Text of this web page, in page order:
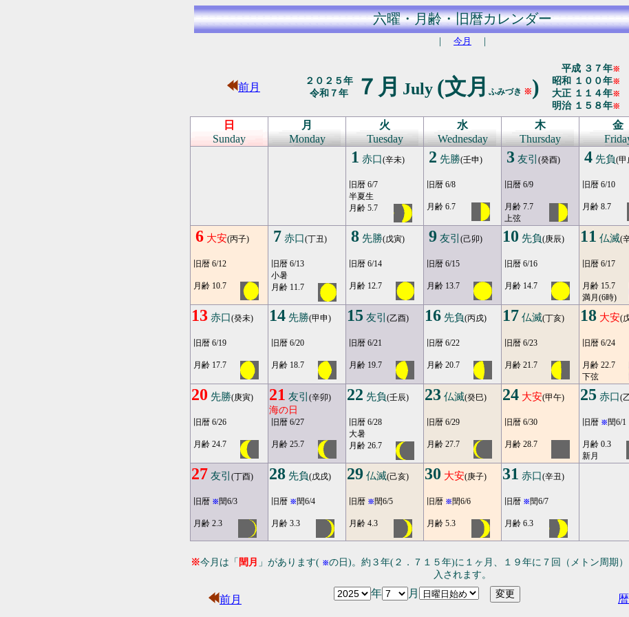
六曜・月齢・旧暦カレンダー
｜ 今月 ｜
前月
２０２５年
令和７年
７月 July (文月 ふみづき ※)
平成 ３７年※
昭和 １００年※
大正 １１４年※
明治 １５８年※
日
Sunday
月
Monday
火
Tuesday
水
Wednesday
木
Thursday
金
1 赤口(辛未)
旧暦 6/7
半夏生
月齢 5.7
2 先勝(壬申)
旧暦 6/8
月齢 6.7
3 友引 (癸酉)
旧暦 6/9
月齢 7.7
上弦
4 先負(甲
旧暦 6/10
月齢 8.7
6 大安(丙子)
旧暦 6/12
月齢 10.7
7 赤口(丁丑)
旧暦 6/13
小暑
月齢 11.7
8 先勝(戊寅)
旧暦 6/14
月齢 12.7
9 友引 (己卯)
旧暦 6/15
月齢 13.7
10 先負(庚辰)
旧暦 6/16
月齢 14.7
11 仏滅(
旧暦 6/17
月齢 15.7
満月(6時)
13 赤口(癸未)
旧暦 6/19
月齢 17.7
14 先勝(甲申)
旧暦 6/20
月齢 18.7
15 友引 (乙酉)
旧暦 6/21
月齢 19.7
16 先負(丙戌)
旧暦 6/22
月齢 20.7
17 仏滅(丁亥)
旧暦 6/23
月齢 21.7
18 大安(
旧暦 6/24
月齢 22.7
下弦
20 先勝(庚寅)
旧暦 6/26
月齢 24.7
21 友引 (辛卯)
海の日
旧暦 6/27
月齢 25.7
22 先負(壬辰)
旧暦 6/28
大暑
月齢 26.7
23 仏滅(癸巳)
旧暦 6/29
月齢 27.7
24 大安(甲午)
旧暦 6/30
月齢 28.7
25 赤口(
旧暦 ※閏6/1
月齢 0.3
新月
27 友引 (丁酉)
旧暦 ※閏6/3
月齢 2.3
28 先負(戊戌)
旧暦 ※閏6/4
月齢 3.3
29 仏滅(己亥)
旧暦 ※閏6/5
月齢 4.3
30 大安(庚子)
旧暦 ※閏6/6
月齢 5.3
31 赤口(辛丑)
旧暦 ※閏6/7
月齢 6.3
※今月は「 閏月 」があります( ※の日)。約３年(２．７１５年)に１ヶ月、１９年に７回（メトン周期
入されます。
前月
年 月